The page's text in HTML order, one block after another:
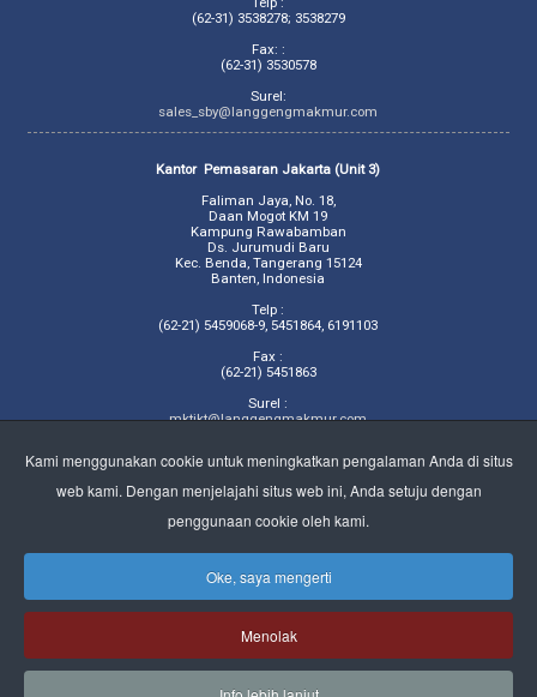
(62-31) 3538278; 3538279
Fax: :
(62-31) 3530578
Surel:
sales_sby@langgengmakmur.com
Kantor Pemasaran Jakarta (Unit 3)
Faliman Jaya, No. 18,
Daan Mogot KM 19
Kampung Rawabamban
Ds. Jurumudi Baru
Kec. Benda, Tangerang 15124
Banten, Indonesia
Telp :
(62-21) 5459068-9, 5451864, 6191103
Fax :
(62-21) 5451863
Surel :
mktjkt@langgengmakmur.com
lmitbk@langgengmakmur.com,
untuk pemasaran export :
export@langgengmakmur.com
untuk pemasaran lokal :
mktsby@langgengmakmur.com
sales_lm2@langgengmakmur.com
Kami menggunakan cookie untuk meningkatkan pengalaman Anda di situs
web kami. Dengan menjelajahi situs web ini, Anda setuju dengan
penggunaan cookie oleh kami.
Oke, saya mengerti
Menolak